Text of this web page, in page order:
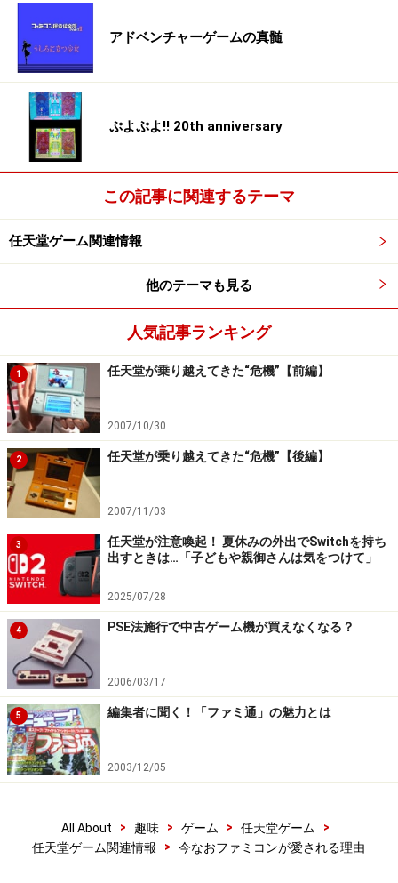
アドベンチャーゲームの真髄
ぷよぷよ!! 20th anniversary
この記事に関連するテーマ
任天堂ゲーム関連情報
他のテーマも見る
人気記事ランキング
1 任天堂が乗り越えてきた“危機”【前編】
2007/10/30
2 任天堂が乗り越えてきた“危機”【後編】
2007/11/03
3
任天堂が注意喚起！ 夏休みの外出でSwitchを持ち
出すときは…「子どもや親御さんは気をつけて」
2025/07/28
4 PSE法施行で中古ゲーム機が買えなくなる？
2006/03/17
5 編集者に聞く！「ファミ通」の魅力とは
2003/12/05
All About > 趣味 > ゲーム > 任天堂ゲーム
>
任天堂ゲーム関連情報
> 今なおファミコンが愛される理由